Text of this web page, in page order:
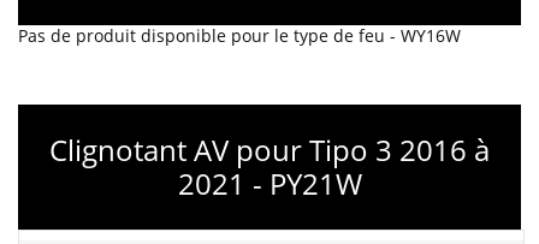
Pas de produit disponible pour le type de feu - WY16W
Clignotant AV pour Tipo 3 2016 à
2021 - PY21W